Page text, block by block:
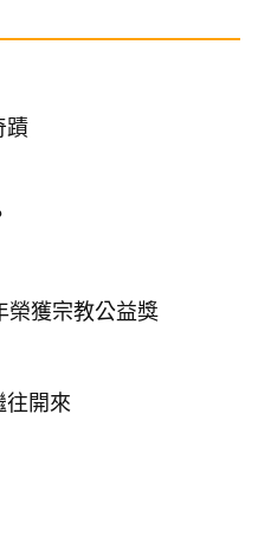
蹟
榮獲宗教公益獎
往開來